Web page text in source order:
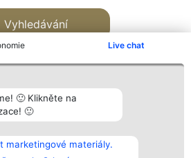
Live chat
🙂 Klikněte na
🙂
marketingové materiály.
Vyhledávání
Vítězové
Seznam všech
laureátů
Kontakt